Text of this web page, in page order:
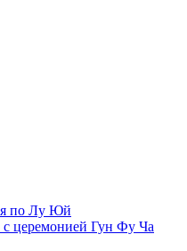
по Лу Юй
с церемонией Гун Фу Ча